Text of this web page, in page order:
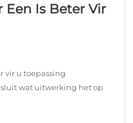
Een Is Beter Vir
vir u toepassing
wat uitwerking het op
en algehele
AC-motors met DC-motors